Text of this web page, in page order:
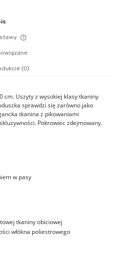
(0)
cm. Uszyty z wysokiej klasy tkaniny
sprawdzi się zarówno jako
tkanina z pikowaniami
Pokrowiec zdejmowany.
w pasy
tkaniny obiciowej
włókna poliestrowego